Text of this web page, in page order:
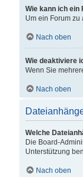
Wie kann ich ein
Um ein Forum zu
Nach oben
Wie deaktiviere
Wenn Sie
Nach oben
Welche
Die Board-
Unterstützung
Nach oben